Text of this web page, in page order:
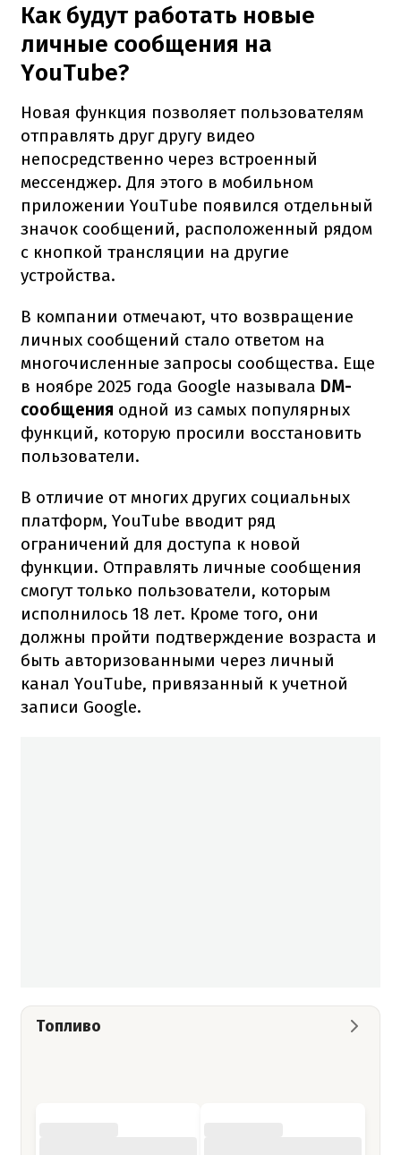
Как будут работать новые
личные сообщения на
YouTube?
Новая функция позволяет пользователям
отправлять друг другу видео
непосредственно через встроенный
мессенджер. Для этого в мобильном
приложении YouTube появился отдельный
значок сообщений, расположенный рядом
с кнопкой трансляции на другие
устройства.
В компании отмечают, что возвращение
личных сообщений стало ответом на
многочисленные запросы сообщества. Еще
в ноябре 2025 года Google называла DM-
сообщения одной из самых популярных
функций, которую просили восстановить
пользователи.
В отличие от многих других социальных
платформ, YouTube вводит ряд
ограничений для доступа к новой
функции. Отправлять личные сообщения
смогут только пользователи, которым
исполнилось 18 лет. Кроме того, они
должны пройти подтверждение возраста и
быть авторизованными через личный
канал YouTube, привязанный к учетной
записи Google.
Топливо